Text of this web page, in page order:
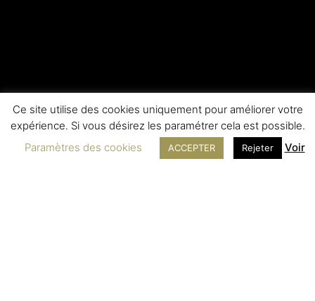
Ce site utilise des cookies uniquement pour améliorer votre
expérience. Si vous désirez les paramétrer cela est possible.
Paramètres des cookies
ACCEPTER Rejeter Voir